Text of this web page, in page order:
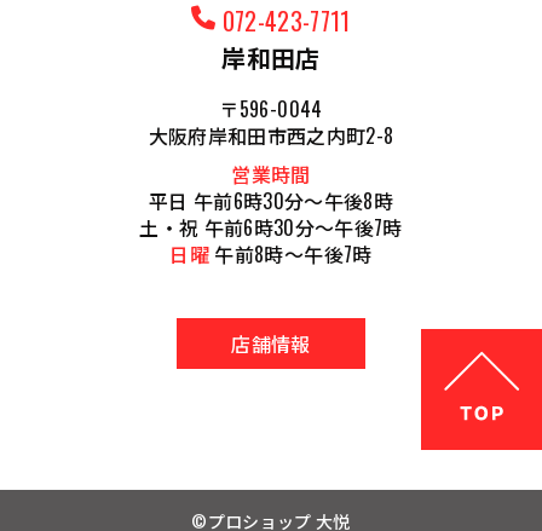
072-423-7711
岸和田店
〒596-0044
大阪府岸和田市西之内町2-8
営業時間
平日 午前6時30分～午後8時
土・祝 午前6時30分～午後7時
日曜 午前8時～午後7時
店舗情報
©プロショップ 大悦